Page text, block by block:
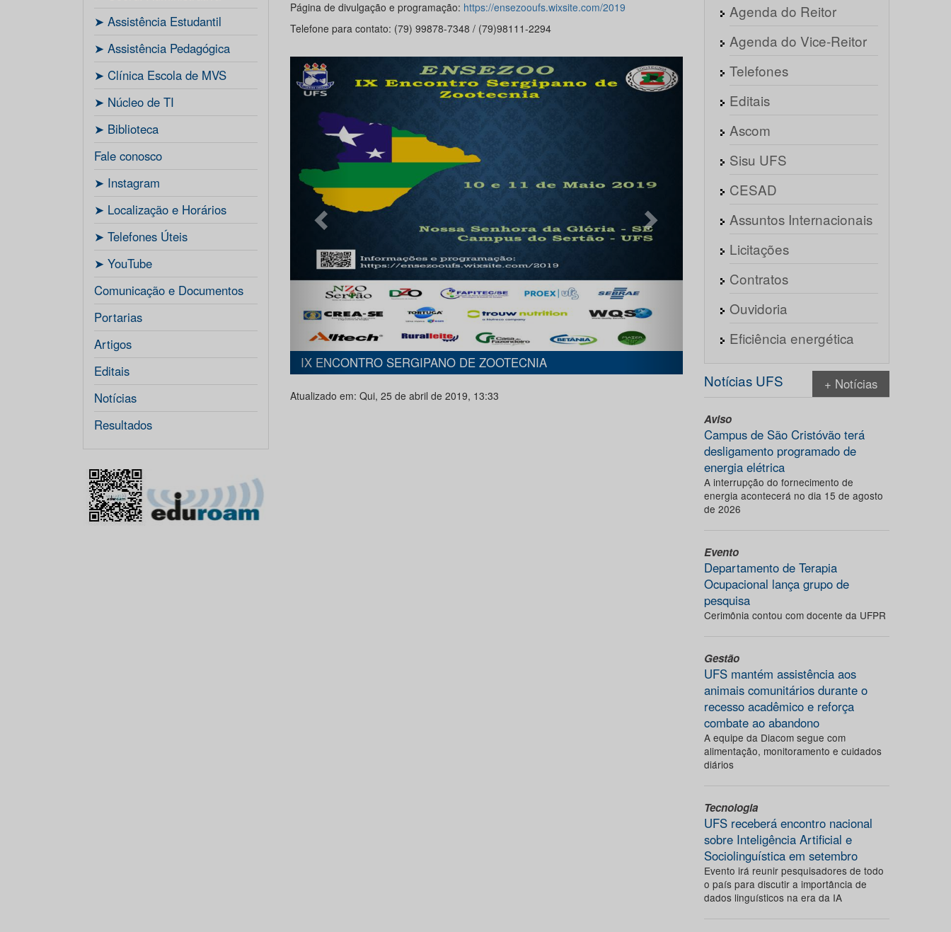
ㅤ➤ Assistência Estudantil
ㅤ➤ Assistência Pedagógica
ㅤ➤ Clínica Escola de MVS
ㅤ➤ Núcleo de TI
ㅤ➤ Biblioteca
Fale conosco
ㅤ➤ Instagram
ㅤ➤ Localização e Horários
ㅤ➤ Telefones Úteis
ㅤ➤ YouTube
Comunicação e Documentos
Portarias
Artigos
Editais
Notícias
Resultados
Página de divulgação e programação: https://ensezooufs.wixsite.com/2019
Telefone para contato: (79) 99878-7348 / (79)98111-2294
Anterior Próximo
IX ENCONTRO SERGIPANO DE ZOOTECNIA
Atualizado em: Qui, 25 de abril de 2019, 13:33
Agenda do Reitor
Agenda do Vice-Reitor
Telefones
Editais
Ascom
Sisu UFS
CESAD
Assuntos Internacionais
Licitações
Contratos
Ouvidoria
Eficiência energética
Notícias UFS + Notícias
Aviso
Campus de São Cristóvão terá
desligamento programado de
energia elétrica
A interrupção do fornecimento de
energia acontecerá no dia 15 de agosto
de 2026
Evento
Departamento de Terapia
Ocupacional lança grupo de
pesquisa
Cerimônia contou com docente da UFPR
Gestão
UFS mantém assistência aos
animais comunitários durante o
recesso acadêmico e reforça
combate ao abandono
A equipe da Diacom segue com
alimentação, monitoramento e cuidados
diários
Tecnologia
UFS receberá encontro nacional
sobre Inteligência Artificial e
Sociolinguística em setembro
Evento irá reunir pesquisadores de todo
o país para discutir a importância de
dados linguísticos na era da IA